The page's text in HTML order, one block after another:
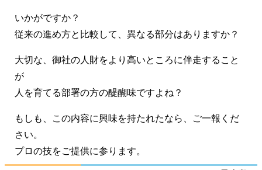
いかがですか？
従来の進め方と比較して、異なる部分はありますか？
大切な、御社の人財をより高いところに伴走すること
が
人を育てる部署の方の醍醐味ですよね？
もしも、この内容に興味を持たれたなら、ご一報くだ
さい。
プロの技をご提供に参ります。